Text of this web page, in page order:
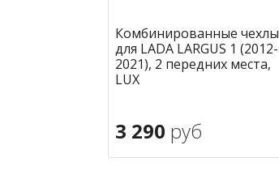
Комбинированные чехлы
для LADA LARGUS 1 (2012-
2021), 2 передних места,
LUX
3 290 руб
В корзину